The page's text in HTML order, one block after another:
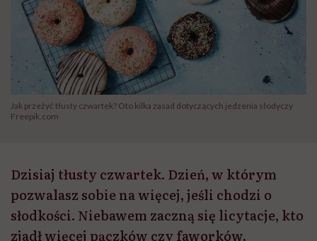
Jak przeżyć tłusty czwartek? Oto kilka zasad dotyczących jedzenia słodyczy
Freepik.com
Dzisiaj tłusty czwartek. Dzień, w którym
pozwalasz sobie na więcej, jeśli chodzi o
słodkości. Niebawem zaczną się licytacje, kto
zjadł więcej pączków czy faworków.